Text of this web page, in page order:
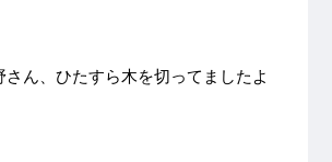
さん、ひたすら木を切ってましたよ